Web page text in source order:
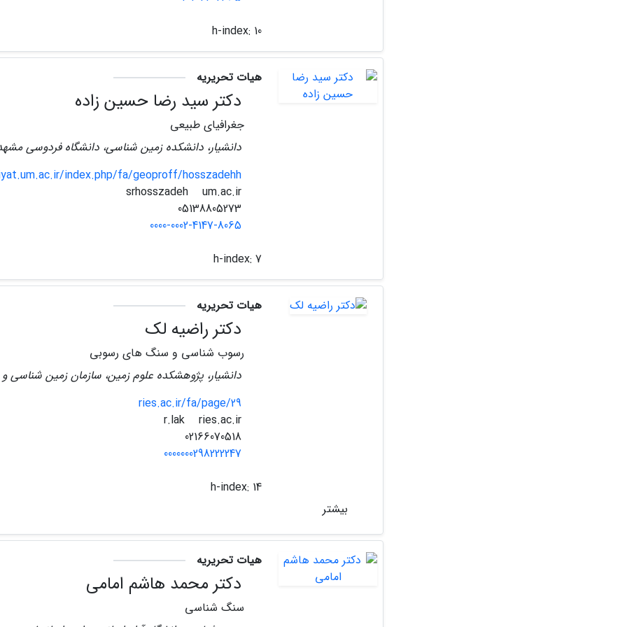
h-index: 10
هیات تحریریه
دکتر سید رضا حسین زاده
جغرافیای طبیعی
دانشیار، دانشکده زمین شناسی، دانشگاه فردوسی
index.php/fa/geoproff/hosszadehh
um.ac.ir
0000-0002-4147-8065
h-index: 7
هیات تحریریه
دکتر راضیه لک
رسوب شناسی و سنگ های رسوبی
دانشیار، پژوهشکده علوم زمین، سازمان زمین شناسی
ries.ac.ir/fa/page/29
ries.ac.ir
0000000298222247
h-index: 14
بیشتر
هیات تحریریه
دکتر محمد هاشم امامی
سنگ شناسی